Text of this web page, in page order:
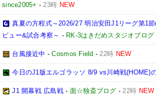
since2005+ -23時 NEW
真夏の方程式～2026/27 明治安田J1リーグ第1
ビュー&試合考察～ - RK-3はきだめスタジオブログ
台風接近中 -Cosmos Field -22時 NEW
今日のJ1版エルゴラッソ 8/9 vs川崎戦(HOME)
J1 開幕戦 広島戦- 面☆独斎ブログ -22時 NEW